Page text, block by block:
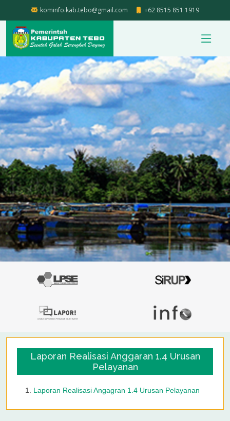
kominfo.kab.tebo@gmail.com +62 8515 851 1919
Laporan Realisasi Anggaran 1.4 Urusan
Pelayanan
Laporan Realisasi Angagran 1.4 Urusan Pelayanan